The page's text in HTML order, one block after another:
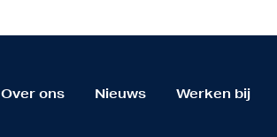
Over ons Nieuws Werken bij